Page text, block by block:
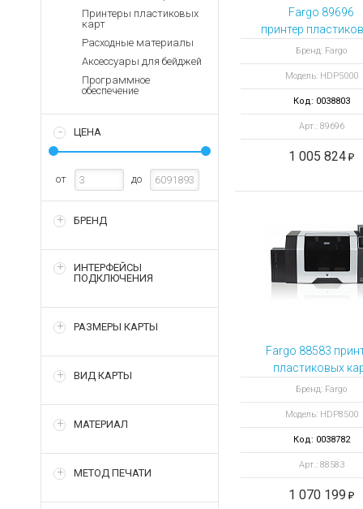
Запасные
Терминалы
оплаты
Зарядные устройства
Архивные товары
Принтеры пластиковых
карт
Расходные материалы
Аксессуары для бейджей
Программное
обеспечение
ЦЕНА
от до
БРЕНД
ИНТЕРФЕЙСЫ
ПОДКЛЮЧЕНИЯ
РАЗМЕРЫ КАРТЫ
ВИД КАРТЫ
МАТЕРИАЛ
МЕТОД ПЕЧАТИ
Fargo 89696
принтер
Бренд: Fargo
Модель: HDP5000
Код: 0038803
Арт.: 89696
1 005 824
Fargo 88583
пластиковых
HDP8500 с
выпрямителем и
станцией
Бренд: Fargo
Модель: HDP8500
Код: 0038782
Арт.: 88583
1 070 199